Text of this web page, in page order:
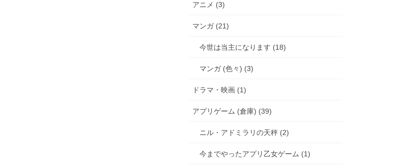
アニメ (3)
マンガ (21)
今世は当主になります (18)
マンガ (色々) (3)
ドラマ・映画 (1)
アプリゲーム (倉庫) (39)
ニル・アドミラリの天秤 (2)
今までやったアプリ乙女ゲーム (1)